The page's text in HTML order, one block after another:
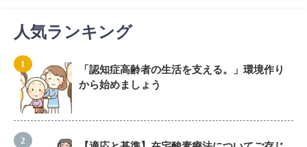
人気ランキング
「認知症高齢者の生活を支える。」環境作り
から始めましょう